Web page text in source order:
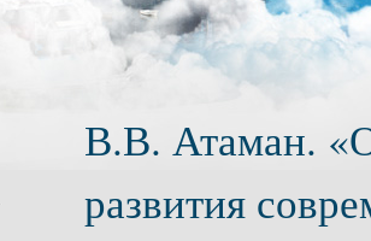
В.В. Атаман.
развития